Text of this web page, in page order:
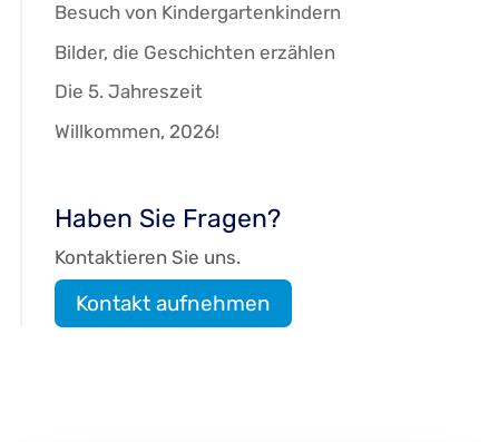
Besuch von Kindergartenkindern
Bilder, die Geschichten erzählen
Die 5. Jahreszeit
Willkommen, 2026!
Haben Sie Fragen?
Kontaktieren Sie uns.
Kontakt aufnehmen